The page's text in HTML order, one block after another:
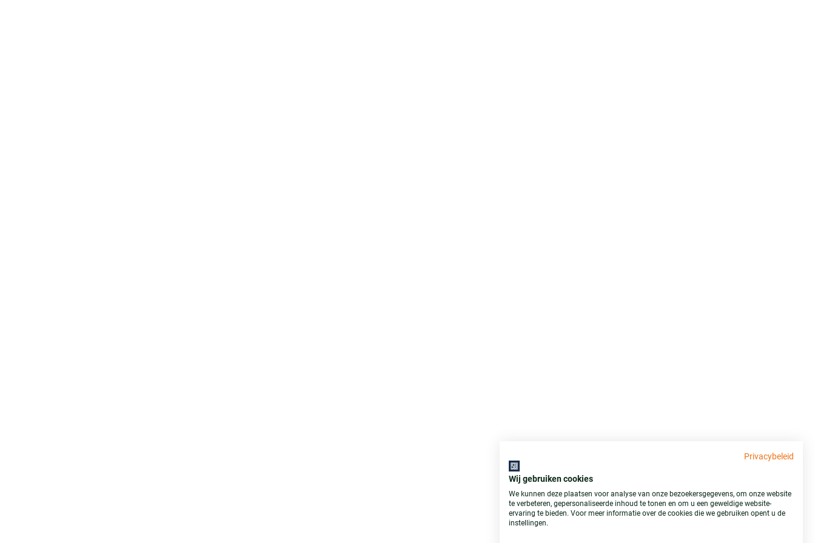
Privacybeleid
Wij gebruiken cookies
We kunnen deze plaatsen voor analyse van onze bezoekersgegevens, om onze website
te verbeteren, gepersonaliseerde inhoud te tonen en om u een geweldige website-
ervaring te bieden. Voor meer informatie over de cookies die we gebruiken opent u de
instellingen.